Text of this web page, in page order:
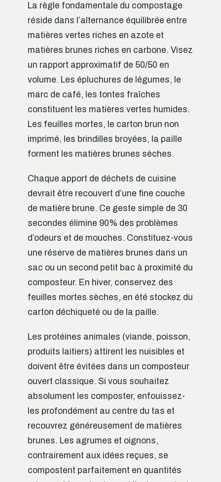
La règle fondamentale du compostage
réside dans l’alternance équilibrée entre
matières vertes riches en azote et
matières brunes riches en carbone. Visez
un rapport approximatif de 50/50 en
volume. Les épluchures de légumes, le
marc de café, les tontes fraîches
constituent les matières vertes humides.
Les feuilles mortes, le carton brun non
imprimé, les brindilles broyées, la paille
forment les matières brunes sèches.
Chaque apport de déchets de cuisine
devrait être recouvert d’une fine couche
de matière brune. Ce geste simple de 30
secondes élimine 90% des problèmes
d’odeurs et de mouches. Constituez-vous
une réserve de matières brunes dans un
sac ou un second petit bac à proximité du
composteur. En hiver, conservez des
feuilles mortes sèches, en été stockez du
carton déchiqueté ou de la paille.
Les protéines animales (viande, poisson,
produits laitiers) attirent les nuisibles et
doivent être évitées dans un composteur
ouvert classique. Si vous souhaitez
absolument les composter, enfouissez-
les profondément au centre du tas et
recouvrez généreusement de matières
brunes. Les agrumes et oignons,
contrairement aux idées reçues, se
compostent parfaitement en quantités